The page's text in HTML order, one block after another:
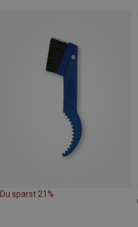
Du sparst 21%